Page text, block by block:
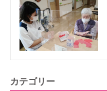
カテゴリー